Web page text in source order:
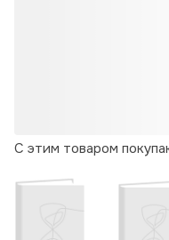
С этим товаром